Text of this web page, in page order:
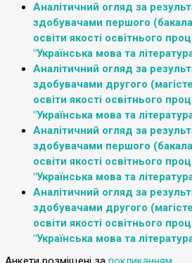
Аналітичний огляд за
здобувачами першого
освіти якості освітнього
"Українська мова та
Аналітичний огляд за
здобувачами другого
освіти якості освітнього
"Українська мова та
Аналітичний огляд за
здобувачами першого
освіти якості освітнього
"Українська мова та
Аналітичний огляд за
здобувачами другого
освіти якості освітнього
"Українська мова та